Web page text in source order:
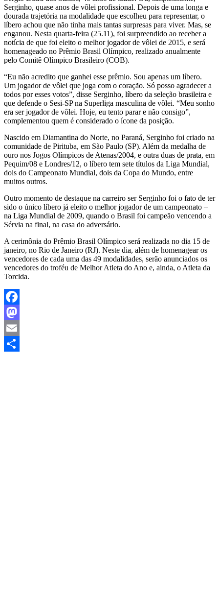
Serginho, quase anos de vôlei profissional. Depois de uma longa e
dourada trajetória na modalidade que escolheu para representar, o
líbero achou que não tinha mais tantas surpresas para viver. Mas, se
enganou. Nesta quarta-feira (25.11), foi surpreendido ao receber a
notícia de que foi eleito o melhor jogador de vôlei de 2015, e será
homenageado no Prêmio Brasil Olímpico, realizado anualmente
pelo Comitê Olímpico Brasileiro (COB).
“Eu não acredito que ganhei esse prêmio. Sou apenas um líbero.
Um jogador de vôlei que joga com o coração. Só posso agradecer a
todos por esses votos”, disse Serginho, líbero da seleção brasileira e
que defende o Sesi-SP na Superliga masculina de vôlei. “Meu sonho
era ser jogador de vôlei. Hoje, eu tento parar e não consigo”,
complementou quem é considerado o ícone da posição.
Nascido em Diamantina do Norte, no Paraná, Serginho foi criado na
comunidade de Pirituba, em São Paulo (SP). Além da medalha de
ouro nos Jogos Olímpicos de Atenas/2004, e outra duas de prata, em
Pequim/08 e Londres/12, o líbero tem sete títulos da Liga Mundial,
dois do Campeonato Mundial, dois da Copa do Mundo, entre
muitos outros.
Outro momento de destaque na carreiro ser Serginho foi o fato de ter
sido o único líbero já eleito o melhor jogador de um campeonato –
na Liga Mundial de 2009, quando o Brasil foi campeão vencendo a
Sérvia na final, na casa do adversário.
A cerimônia do Prêmio Brasil Olímpico será realizada no dia 15 de
janeiro, no Rio de Janeiro (RJ). Neste dia, além de homenagear os
vencedores de cada uma das 49 modalidades, serão anunciados os
vencedores do troféu de Melhor Atleta do Ano e, ainda, o Atleta da
Torcida.
Facebook
Mastodon
Email